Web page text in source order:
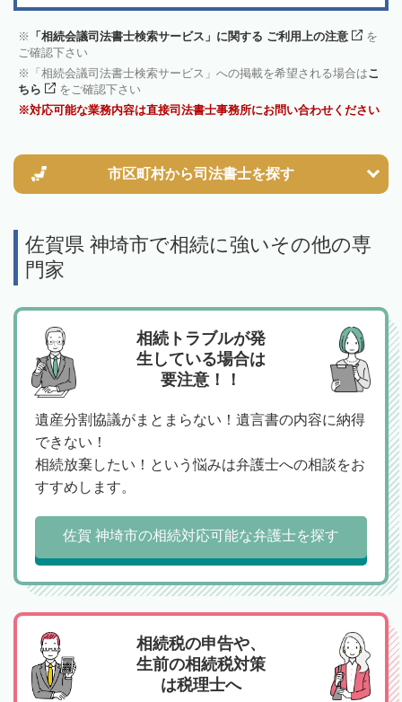
「相続会議司法書士検索サービス」に関する ご利用上の注意
を
ご確認下さい
「相続会議司法書士検索サービス」への掲載を希望される場合はこ
ちら
をご確認下さい
対応可能な業務内容は直接司法書士事務所にお問い合わせください
市区町村から司法書士を探す
佐賀県 神埼市で相続に強いその他の専
門家
相続トラブルが発
生している場合は
要注意！！
遺産分割協議がまとまらない！遺言書の内容に納得
できない！
相続放棄したい！という悩みは弁護士への相談をお
すすめします。
佐賀 神埼市の相続対応可能な弁護士を探す
相続税の申告や、
生前の相続税対策
は税理士へ